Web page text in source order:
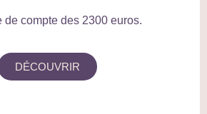
de compte des 2300 euros.
DÉCOUVRIR